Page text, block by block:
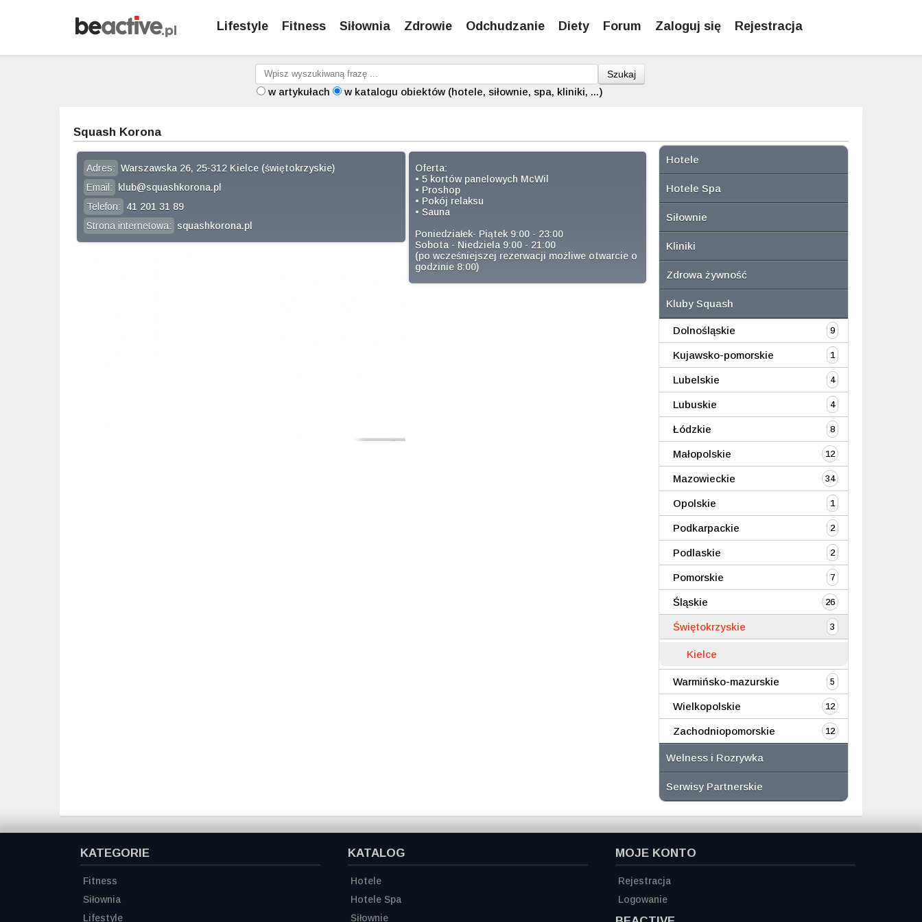
Lifestyle Fitness Siłownia Zdrowie Odchudzanie Diety Forum Zaloguj się Rejestracja
Szukaj
w artykułach w katalogu obiektów (hotele, siłownie, spa, kliniki, ...)
Squash Korona
Adres: Warszawska 26, 25-312 Kielce (świętokrzyskie)
Email:
klub@squashkorona.pl
Telefon:
41 201 31 89
Strona internetowa:
squashkorona.pl
Oferta:
• 5 kortów panelowych McWil
• Proshop
• Pokój relaksu
• Sauna
Poniedziałek- Piątek 9:00 - 23:00
Sobota - Niedziela 9:00 - 21:00
(po wcześniejszej rezerwacji możliwe otwarcie o
godzinie 8:00)
Hotele
Hotele Spa
Siłownie
Kliniki
Zdrowa żywność
Kluby Squash
Dolnośląskie 9
Kujawsko-pomorskie 1
Lubelskie 4
Lubuskie 4
Łódzkie 8
Małopolskie 12
Mazowieckie 34
Opolskie 1
Podkarpackie 2
Podlaskie 2
Pomorskie 7
Śląskie 26
Świętokrzyskie 3
Kielce
Warmińsko-mazurskie 5
Wielkopolskie 12
Zachodniopomorskie 12
Welness i Rozrywka
Serwisy Partnerskie
KATEGORIE
Fitness
Siłownia
Lifestyle
KATALOG
Hotele
Hotele Spa
Siłownie
MOJE KONTO
Rejestracja
Logowanie